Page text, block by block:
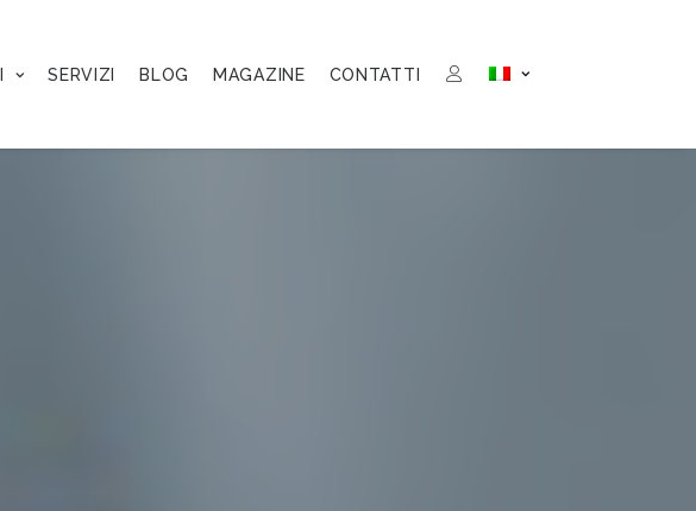
SERVIZI BLOG MAGAZINE CONTATTI